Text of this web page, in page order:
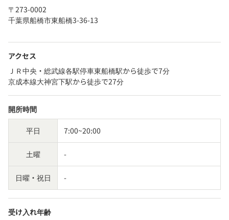
〒273-0002
千葉県船橋市東船橋3-36-13
アクセス
ＪＲ中央・総武線各駅停車東船橋駅から徒歩で7分
京成本線大神宮下駅から徒歩で27分
開所時間
平日 7:00~20:00
土曜 -
日曜・祝日 -
受け入れ年齢